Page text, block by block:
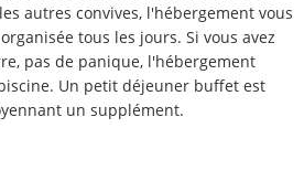
autres convives, l'hébergement vous
tous les jours. Si vous avez
pas de panique, l'hébergement
Un petit déjeuner buffet est
un supplément.